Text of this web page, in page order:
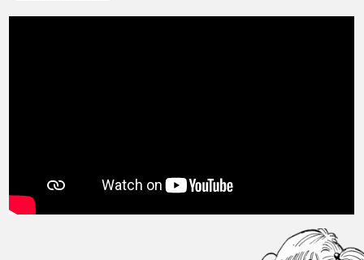
LANGUAGE